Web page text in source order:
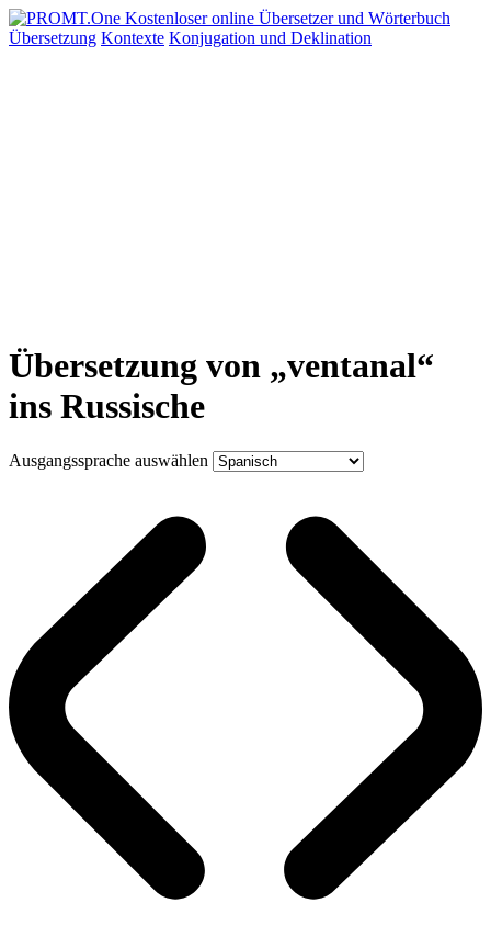
Übersetzung Kontexte Konjugation und Deklination
Übersetzung von „ventanal“
ins Russische
Ausgangssprache auswählen